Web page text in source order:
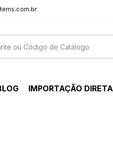
IMPORTAÇÃO DIRETA